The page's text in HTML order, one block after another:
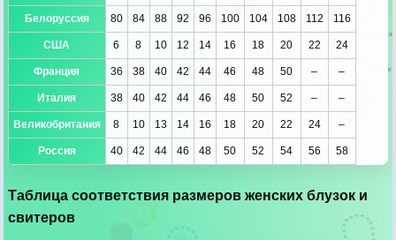
Белоруссия 80 84 88 92 96 100 104 108 112 116
США 6 8 10 12 14 16 18 20 22 24
Франция 36 38 40 42 44 46 48 50 – –
Италия 38 40 42 44 46 48 50 52 – –
Великобритания 8 10 13 14 16 18 20 22 24 –
Россия 40 42 44 46 48 50 52 54 56 58
Таблица соответствия размеров женских блузок и
свитеров